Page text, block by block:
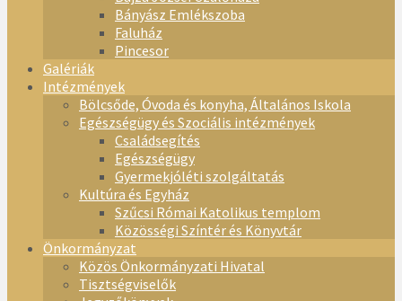
Bányász Emlékszoba
Faluház
Pincesor
Galériák
Intézmények
Bölcsőde, Óvoda és konyha, Általános Iskola
Egészségügy és Szociális intézmények
Családsegítés
Egészségügy
Gyermekjóléti szolgáltatás
Kultúra és Egyház
Szűcsi Római Katolikus templom
Közösségi Színtér és Könyvtár
Önkormányzat
Közös Önkormányzati Hivatal
Tisztségviselők